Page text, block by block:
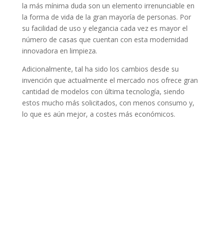
la más mínima duda son un elemento irrenunciable en
la forma de vida de la gran mayoría de personas. Por
su facilidad de uso y elegancia cada vez es mayor el
número de casas que cuentan con esta modernidad
innovadora en limpieza.
Adicionalmente, tal ha sido los cambios desde su
invención que actualmente el mercado nos ofrece gran
cantidad de modelos con última tecnología, siendo
estos mucho más solicitados, con menos consumo y,
lo que es aún mejor, a costes más económicos.